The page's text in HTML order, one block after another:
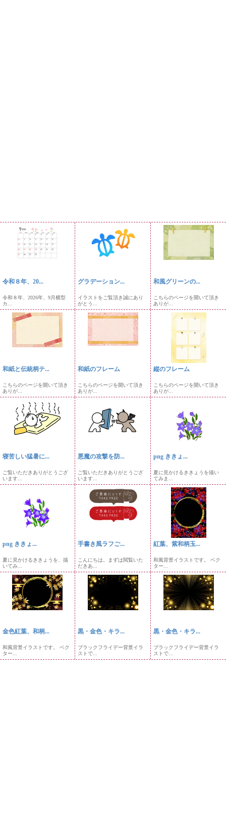
令和８年、20...
令和８年、2026年、9月横型
カ...
グラデーション...
イラストをご覧頂き誠にあり
がとう...
和風グリーンの...
こちらのページを開いて頂き
ありが...
和紙と伝統柄テ...
こちらのページを開いて頂き
ありが...
和紙のフレーム
こちらのページを開いて頂き
ありが...
縦のフレーム
こちらのページを開いて頂き
ありが...
寝苦しい猛暑に...
ご覧いただきありがとうござ
います...
悪魔の攻撃を防...
ご覧いただきありがとうござ
います...
png ききょ...
夏に見かけるききょうを描い
てみま...
png ききょ...
夏に見かけるききょうを、描
いてみ...
手書き風ラフご...
こんにちは。まずは閲覧いた
だきあ...
紅葉、紫和柄玉...
和風背景イラストです。 ベク
ター...
金色紅葉、和柄...
和風背景イラストです。 ベク
ター...
黒・金色・キラ...
ブラックフライデー背景イラ
ストで...
黒・金色・キラ...
ブラックフライデー背景イラ
ストで...